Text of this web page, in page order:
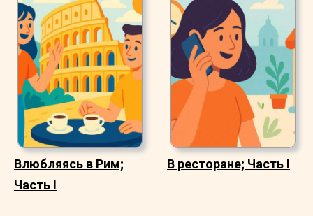
Влюбляясь в Рим;
Часть I
В ресторане; Часть I